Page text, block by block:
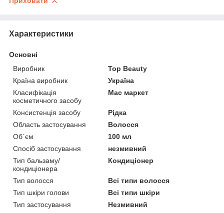
Характеристики
Основні
Виробник
Top Beauty
Країна виробник
Україна
Класифікація
косметичного засобу
Мас маркет
Консистенція засобу
Рідка
Область застосування
Волосся
Об`єм
100 мл
Спосіб застосування
незмивний
Тип бальзаму/
кондиціонера
Кондиціонер
Тип волосся
Всі типи волосся
Тип шкіри голови
Всі типи шкіри
Тип застосування
Незмивний